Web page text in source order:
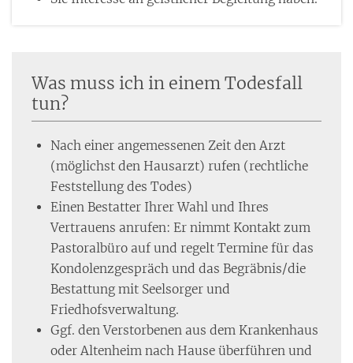
Was muss ich in einem Todesfall
tun?
Nach einer angemessenen Zeit den Arzt
(möglichst den Hausarzt) rufen (rechtliche
Feststellung des Todes)
Einen Bestatter Ihrer Wahl und Ihres
Vertrauens anrufen: Er nimmt Kontakt zum
Pastoralbüro auf und regelt Termine für das
Kondolenzgespräch und das Begräbnis/die
Bestattung mit Seelsorger und
Friedhofsverwaltung.
Ggf. den Verstorbenen aus dem Krankenhaus
oder Altenheim nach Hause überführen und